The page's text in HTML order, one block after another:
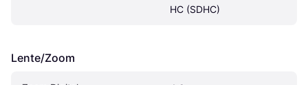
HC (SDHC)
Lente/Zoom